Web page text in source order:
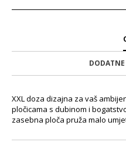
XXL doza dizajna za vaš
pločicama s dubinom i
zasebna ploča pruža malo